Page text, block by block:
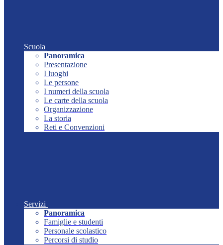
Scuola
Panoramica
Presentazione
I luoghi
Le persone
I numeri della scuola
Le carte della scuola
Organizzazione
La storia
Reti e Convenzioni
Servizi
Panoramica
Famiglie e studenti
Personale scolastico
Percorsi di studio